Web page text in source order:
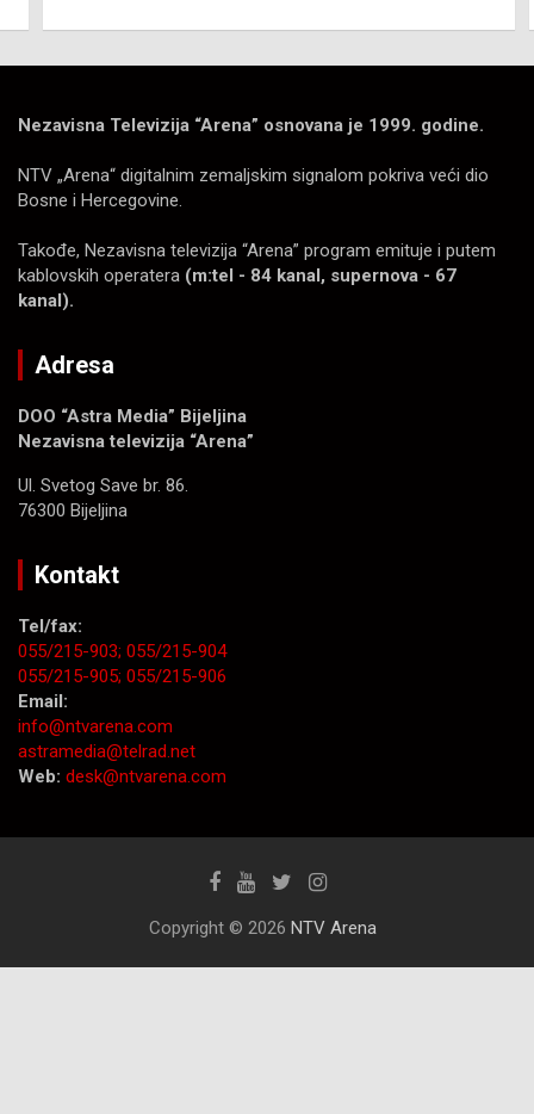
Nezavisna Televizija “Arena” osnovana je 1999. godine.
NTV „Arena“ digitalnim zemaljskim signalom pokriva veći dio
Bosne i Hercegovine.
Takođe, Nezavisna televizija “Arena” program emituje i putem
kablovskih operatera (m:tel - 84 kanal, supernova - 67
kanal).
Adresa
DOO “Astra Media” Bijeljina
Nezavisna televizija “Arena”
Ul. Svetog Save br. 86.
76300 Bijeljina
Kontakt
Tel/fax:
055/215-903; 055/215-904
055/215-905; 055/215-906
Email:
info@ntvarena.com
astramedia@telrad.net
Web: desk@ntvarena.com
Copyright © 2026 NTV Arena